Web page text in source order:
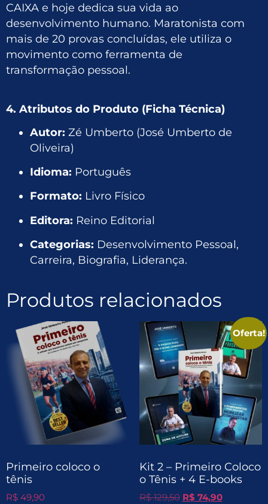
CAIXA e hoje dedica sua vida ao
desenvolvimento humano. Maratonista com
mais de 20 provas concluídas, ele utiliza o
movimento como ferramenta de
transformação pessoal.
4. Atributos do Produto (Ficha Técnica)
Autor: Zé Umberto (José Umberto de
Oliveira)
Idioma: Português
Formato: Livro Físico
Editora: Reino Editorial
Categorias: Desenvolvimento Pessoal,
Carreira, Biografia, Liderança.
Produtos relacionados
Primeiro coloco o
tênis
R$ 49,90
Oferta!
Kit 2 – Primeiro Coloco
o Tênis + 4 E-books
R$129,50 R$ 74,90